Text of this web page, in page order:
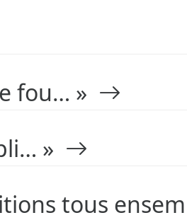
fou… »
»
tous